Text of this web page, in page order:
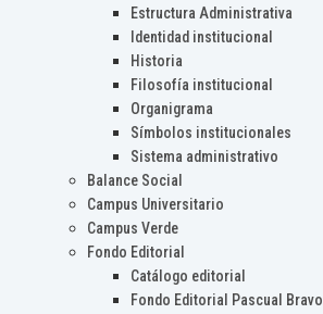
Estructura Administrativa
Identidad institucional
Historia
Filosofía institucional
Organigrama
Símbolos institucionales
Sistema administrativo
Balance Social
Campus Universitario
Campus Verde
Fondo Editorial
Catálogo editorial
Fondo Editorial Pascual Bravo